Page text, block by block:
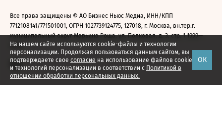
На нашем сайте используются cookie-файлы и технологии
персонализации. Продолжая пользоваться данным сайтом, вы
подтверждаете свое согласие на использование файлов cookie
и технологий персонализации в соответствии с Политикой в
отношении обработки персональных данных.
ОК
Все права защищены © АО Бизнес Ньюс Медиа, ИНН/КПП
7712108141/771501001, ОГРН 1027739124775, 127018, г. Москва, вн.тер.г.
муниципальный округ Марьина Роща, ул. Полковая, д. 3, стр. 1 1999—
2026